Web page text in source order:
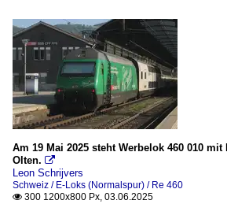
Am 19 Mai 2025 steht Werbelok 460 010
Olten. 
Leon Schrijvers
Schweiz / E-Loks (Normalspur) / Re 460
 300 1200x800 Px, 03.06.2025